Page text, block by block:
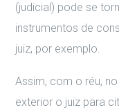
(judicial) pode se
instrumentos de
juiz, por exemplo.
Assim, com o réu,
exterior o juiz para